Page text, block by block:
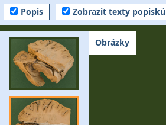
Popis Zobrazit texty popisků
Obrázky